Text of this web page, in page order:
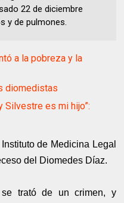
22 de diciembre
y de pulmones.
a la pobreza y la
diomedistas
Silvestre es mi hijo”:
de Medicina Legal
del Diomedes Díaz.
trató de un crimen, y